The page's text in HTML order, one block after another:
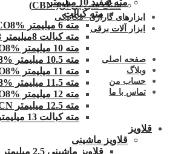
سنگ سی بی ان( CBN)
ابزارهای گاراژی -مکانیکی
ابزار آلات برقی
صفحه اصلی
وبلاگ
حساب من
تماس با ما
مته سفید 10 میلیمتر
مته کبالت
مته 6 میلیمتر HSSCO8%
مته کبالت 8میلیمتر 8%HSSCO
مته 10 میلیمتر HSSCO8%
مته 10.5 میلیمتر HSSCO8%
مته 11 میلیمتر HSSCO8%
مته 11.5 میلیمتر HSSCO8%
مته 12 میلیمتر HSSCO8%
مته 12.5 میلیمتر HSSCO8% TICN
مته کبالت 13 میلیمتر 8%HSSCO TICN
قلاویز
قلاویز ماشینی
قلاویز ماشینی 2.5 میلیمتر